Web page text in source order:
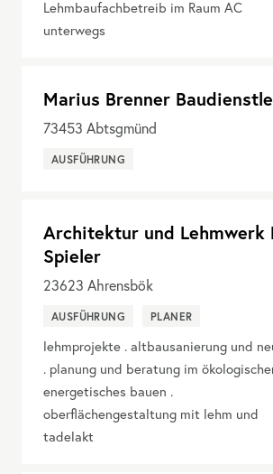
Lehmbaufachbetreib im Raum AC
unterwegs
Marius Brenner
73453 Abtsgmünd
AUSFÜHRUNG
Architektur und Lehmwerk
Spieler
23623 Ahrensbök
AUSFÜHRUNG PLANER
lehmprojekte . altbausanierung und
. planung und beratung im
energetisches bauen .
oberflächengestaltung mit lehm und
tadelakt